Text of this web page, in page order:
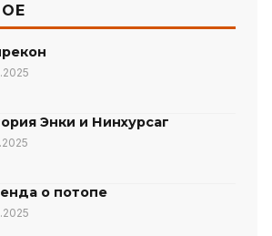
Энки и Нинхурсаг
о потопе